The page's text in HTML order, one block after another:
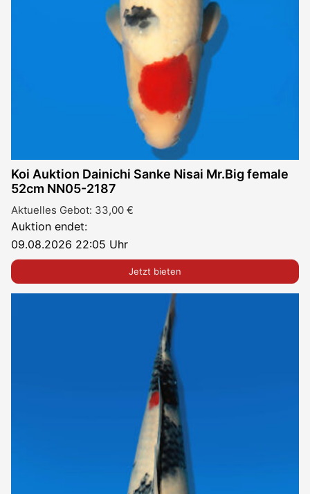
Koi Auktion Dainichi Sanke Nisai Mr.Big female
52cm NN05-2187
Aktuelles Gebot: 33,00 €
Auktion endet:
09.08.2026 22:05 Uhr
Jetzt bieten